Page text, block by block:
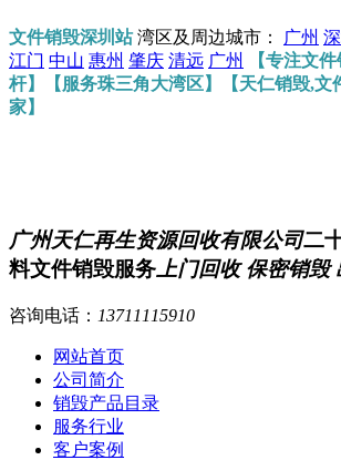
文件销毁深圳站湾区及周边城市： 广州
江门 中山 惠州 肇庆 清远 广州
【专注文
杆】【服务珠三角大湾区】【天仁销毁,文
家】
广州天仁再生资源回收有限公司二
料文件销毁服务 上门回收 保密销毁
咨询电话： 13711115910
网站首页
公司简介
销毁产品目录
服务行业
客户案例